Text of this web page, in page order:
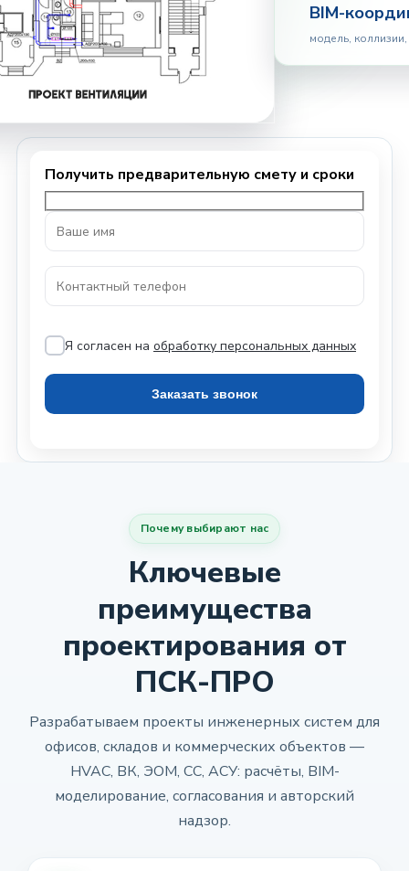
BIM-
модель,
Я согласен на обработку персональных данных
Почему выбирают нас
Ключевые
преимущества
проектирования от
ПСК-ПРО
Разрабатываем проекты инженерных систем для
офисов, складов и коммерческих объектов —
HVAC, ВК, ЭОМ, СС, АСУ: расчёты, BIM-
моделирование, согласования и авторский
надзор.